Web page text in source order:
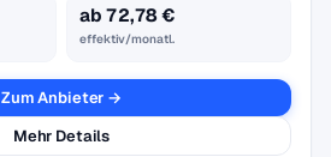
ab 72,78 €
effektiv/monatl.
Zum Anbieter →
Mehr Details